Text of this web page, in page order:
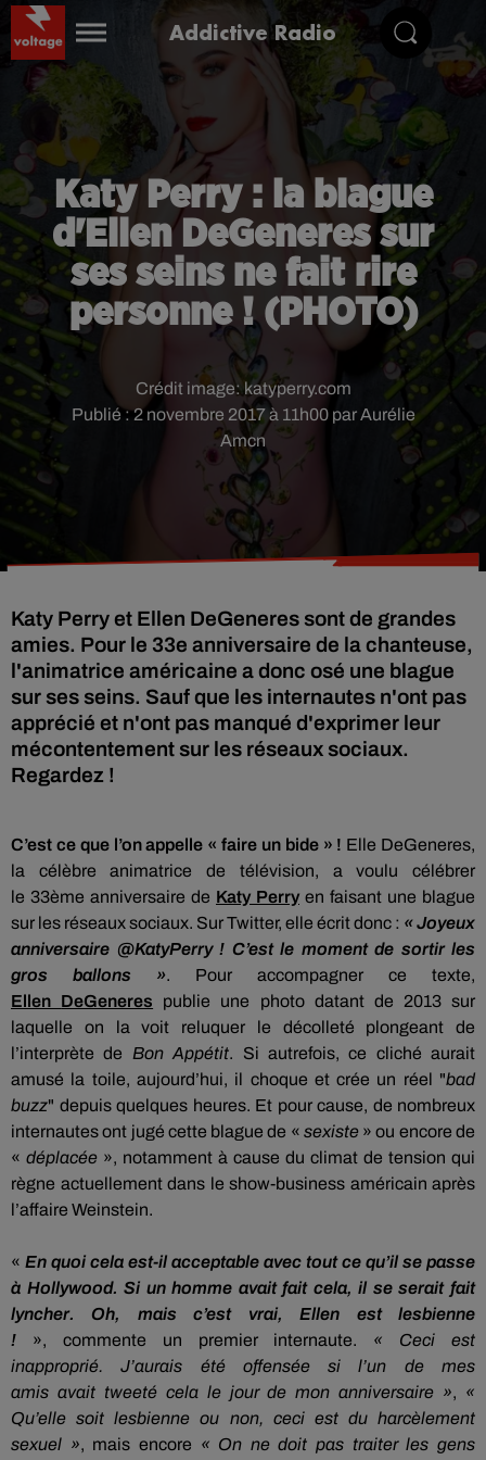
Addictive Radio
Katy Perry : la blague
d'Ellen DeGeneres sur
ses seins ne fait rire
personne ! (PHOTO)
Publié : 2 novembre 2017 à 11h00 par Aurélie
Amcn
Crédit image: katyperry.com
Katy Perry et Ellen DeGeneres sont de grandes
amies. Pour le 33e anniversaire de la chanteuse,
l'animatrice américaine a donc osé une blague
sur ses seins. Sauf que les internautes n'ont pas
apprécié et n'ont pas manqué d'exprimer leur
mécontentement sur les réseaux sociaux.
Regardez !
C’est ce que l’on appelle « faire un bide » ! Elle DeGeneres,
la célèbre animatrice de télévision, a voulu célébrer
le 33ème anniversaire de Katy Perry en faisant une blague
sur les réseaux sociaux. Sur Twitter, elle écrit donc : « Joyeux
anniversaire @KatyPerry! C’est le moment de sortir les
gros ballons ».
Pour accompagner ce texte,
Ellen DeGeneres
publie une photo datant de 2013 sur
laquelle on la voit reluquer le décolleté plongeant de
l’interprète de Bon Appétit.
Si autrefois, ce cliché aurait
amusé la toile, aujourd’hui, il choque et crée un réel "bad
buzz" depuis quelques heures. Et pour cause, de nombreux
internautes ont jugé cette blague de « sexiste» ou encore de
« déplacée », notamment à cause du climat de tension qui
règne actuellement dans le show-business américain après
l’affaire Weinstein.
« En quoi cela est-il acceptable avec tout ce qu’il se passe
à Hollywood. Si un homme avait faitcela, il se serait fait
lyncher.
Oh, mais c’est vrai, Ellen est lesbienne
!
», commente un premier internaute.
« Ceci est
inapproprié. J’aurais été offensée si l’un de mes
amis avait tweetécela le jour de mon anniversaire », «
Qu’elle soit lesbienne ou non, ceci est du harcèlement
sexuel », mais encore « On ne doit pas traiter les gens